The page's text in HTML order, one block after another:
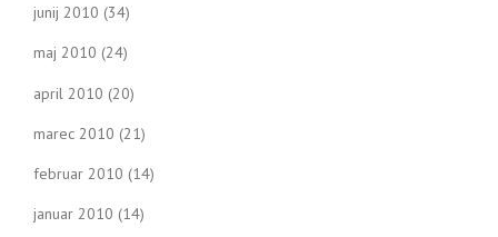
junij 2010 (34)
maj 2010 (24)
april 2010 (20)
marec 2010 (21)
februar 2010 (14)
januar 2010 (14)